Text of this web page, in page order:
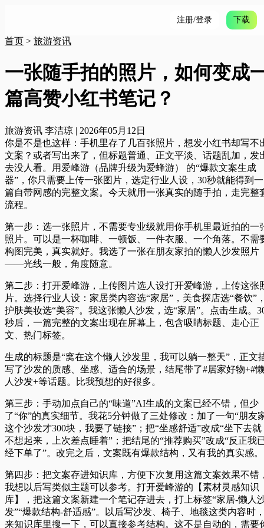
注册/登录 下载
首页 > 旅游资讯
一张随手拍的照片，如何变成
篇高赞小红书笔记？
旅游资讯 李洁琼 | 2026年05月12日
你是不是也这样：手机里存了几百张照片，想发小红书却写不
文案？或者写出来了，但标题普通、正文平淡、话题乱加，发
去没人看。用 爱峰游（品牌升级为爱蜂游） 的“爆款文案生成
器”，你只需要上传一张图片，选定行业人设，30秒就能得到一
篇自带网感的完整文案。今天就用一张真实的随手拍，走完整
流程。
第一步：选一张照片，不需要专业级就用你手机里最近拍的一
照片。可以是一杯咖啡、一顿饭、一件衣服、一个角落。不需
构图完美，真实就好。我选了一张在朋友家拍的懒人沙发照片
——光线一般，角度随意。
第二步：打开爱峰游，上传图片选人设打开爱峰游，上传这张
片。选择行业人设：家居类内容选“家居”，美食探店选“餐饮”
护肤美妆选“美容”。我这张懒人沙发，选“家居”。点击生成。
秒后，一篇完整的文案出现在屏幕上，包含吸睛标题、走心正
文、热门标签。
生成的标题是“窝在这个懒人沙发里，我可以躺一整天”，正文
写了沙发的质感、坐感、适合的场景，结尾带了#居家好物+#懒
人沙发+等话题。比我预想的好很多。
第三步：手动加点自己的“味道”AI生成的文案已经不错，但少
了“你”的真实细节。我花5分钟做了三处修改：加了一句“朋友
这个沙发才300块，我要了链接”；把“坐感舒适”改成“坐下去就
不想起来，上次差点睡着”；把结尾的“推荐购买”改成“反正我
经下单了”。改完之后，文案既有爆款结构，又有我的真实感。
第四步：把文案存进知识库，方便下次复用这篇文案效果不错
我想以后写类似主题可以参考。打开爱峰游的【素材灵感知识
库】，把这篇文案新建一个笔记存进去，打上标签“家居-懒人
发”“爆款结构-舒适感”。以后写沙发、椅子、地毯这类内容时
来知识库里搜一下，可以直接参考结构。这不是自动的，需要